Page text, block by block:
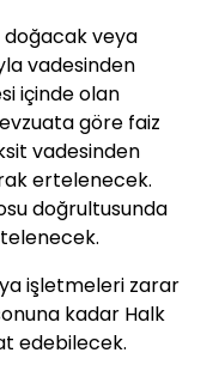
doğacak veya
vadesinden
içinde olan
göre faiz
vadesinden
ertelenecek.
doğrultusunda
işletmeleri zarar
kadar Halk
edebilecek.